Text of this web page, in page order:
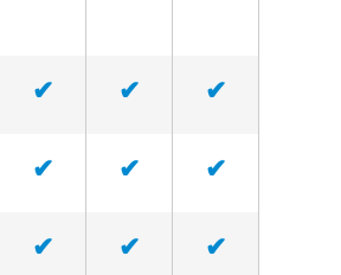
✔ ✔ ✔
✔ ✔ ✔
✔ ✔ ✔